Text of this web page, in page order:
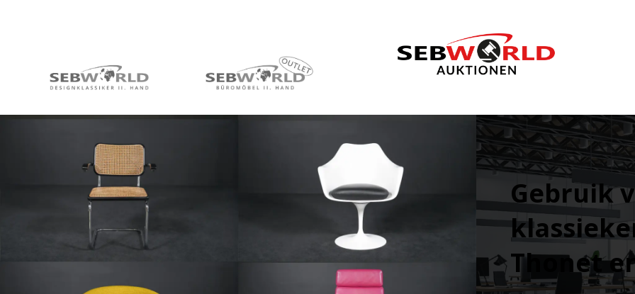
Gebruik
Thonet